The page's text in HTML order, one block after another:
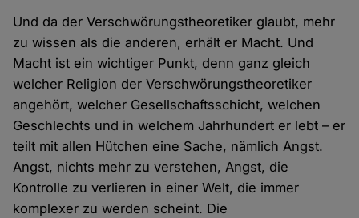
Und da der Verschwörungstheoretiker glaubt, mehr
zu wissen als die anderen, erhält er Macht. Und
Macht ist ein wichtiger Punkt, denn ganz gleich
welcher Religion der Verschwörungstheoretiker
angehört, welcher Gesellschaftsschicht, welchen
Geschlechts und in welchem Jahrhundert er lebt – er
teilt mit allen Hütchen eine Sache, nämlich Angst.
Angst, nichts mehr zu verstehen, Angst, die
Kontrolle zu verlieren in einer Welt, die immer
komplexer zu werden scheint. Die